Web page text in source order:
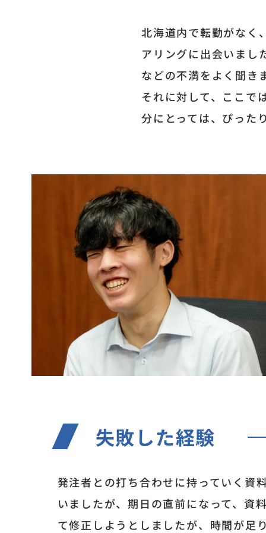
北海道内で転勤がなく
アリングに出会いまし
などの不満をよく聞き
それに対して、ここで
分にとっては、ぴった
失敗した経験
発注者との打ち合わせに持っていく資
いましたが、期日の直前になって、資
て修正しようとしましたが、時間が足